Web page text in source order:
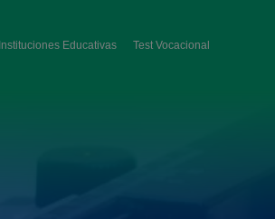
Instituciones Educativas Test Vocacional